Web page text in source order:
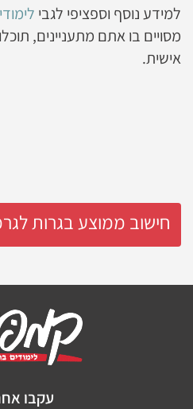
למידע נוסף וספציפי לגבי
מסויים בו אתם מתעניינים,
אישית.
חישוב ממוצע בגרות
עקבו